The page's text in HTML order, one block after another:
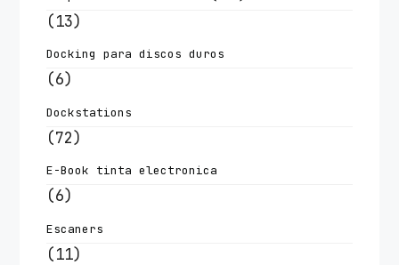
(13)
Docking para discos duros
(6)
Dockstations
(72)
E-Book tinta electronica
(6)
Escaners
(11)